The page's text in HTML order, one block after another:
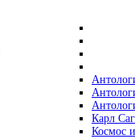
Карл
Космос